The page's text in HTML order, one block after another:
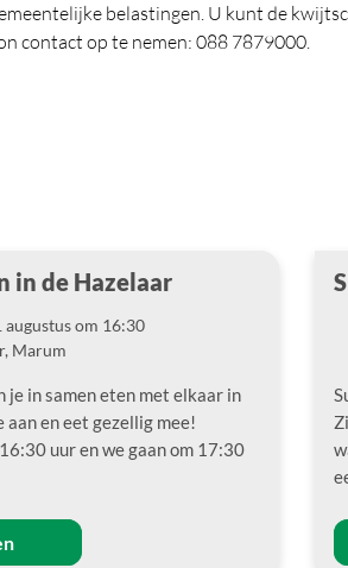
belastingen. U kunt de
contact op te nemen: 088 7879000.
in de Hazelaar
augustus om 16:30
Marum
je in samen eten met elkaar in
aan en eet gezellig mee!
uur en we gaan om 17:30